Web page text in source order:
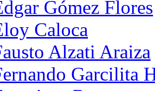
Gómez Flores
Caloca
Alzati Araiza
Garcilita